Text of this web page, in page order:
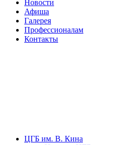
Новости
Афиша
Галерея
Профессионалам
Контакты
ЦГБ им. В. Кина